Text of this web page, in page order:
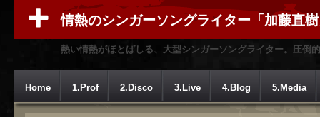
情熱のシンガーソングライター「加藤直
熱い情熱がほとばしる、大型シンガーソングライター。圧倒
Home 1.Prof 2.Disco 3.Live 4.Blog 5.Media